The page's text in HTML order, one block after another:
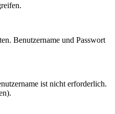
Benutzername und Passwort
ist nicht erforderlich.